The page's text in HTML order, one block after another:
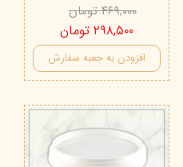
۴۶۹,۰۰۰ تومان
۲۹۸,۵۰۰ تومان
افزودن به جعبه سفارش